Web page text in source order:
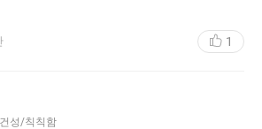
. 이걸 오래 쓰면서 가장 크게 달라진 건 피
번지르르한 기름광이 아니라, 피부 속에서부
1
성/칙칙함